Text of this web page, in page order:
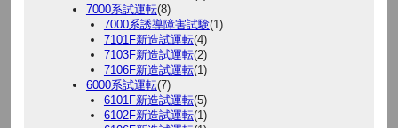
7000系試運転(8)
7000系誘導障害試験(1)
7101F新造試運転(4)
7103F新造試運転(2)
7106F新造試運転(1)
6000系試運転(7)
6101F新造試運転(5)
6102F新造試運転(1)